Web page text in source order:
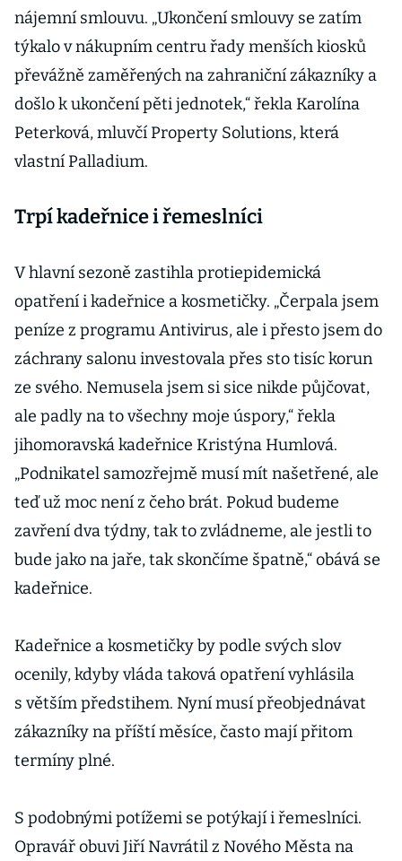
nájemní smlouvu. „Ukončení smlouvy se zatím
týkalo v nákupním centru řady menších kiosků
převážně zaměřených na zahraniční zákazníky a
došlo k ukončení pěti jednotek,“ řekla Karolína
Peterková, mluvčí Property Solutions, která
vlastní Palladium.
Trpí kadeřnice i řemeslníci
V hlavní sezoně zastihla protiepidemická
opatření i kadeřnice a kosmetičky. „Čerpala jsem
peníze z programu Antivirus, ale i přesto jsem do
záchrany salonu investovala přes sto tisíc korun
ze svého. Nemusela jsem si sice nikde půjčovat,
ale padly na to všechny moje úspory,“ řekla
jihomoravská kadeřnice Kristýna Humlová.
„Podnikatel samozřejmě musí mít našetřené, ale
teď už moc není z čeho brát. Pokud budeme
zavření dva týdny, tak to zvládneme, ale jestli to
bude jako na jaře, tak skončíme špatně,“ obává se
kadeřnice.
Kadeřnice a kosmetičky by podle svých slov
ocenily, kdyby vláda taková opatření vyhlásila
s větším předstihem. Nyní musí přeobjednávat
zákazníky na příští měsíce, často mají přitom
termíny plné.
S podobnými potížemi se potýkají i řemeslníci.
Opravář obuvi Jiří Navrátil z Nového Města na